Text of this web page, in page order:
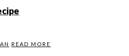
READ MORE